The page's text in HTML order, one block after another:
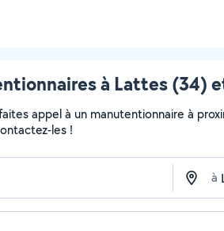
à Lattes (34)
appel à un manutentionnaire à
les !
à